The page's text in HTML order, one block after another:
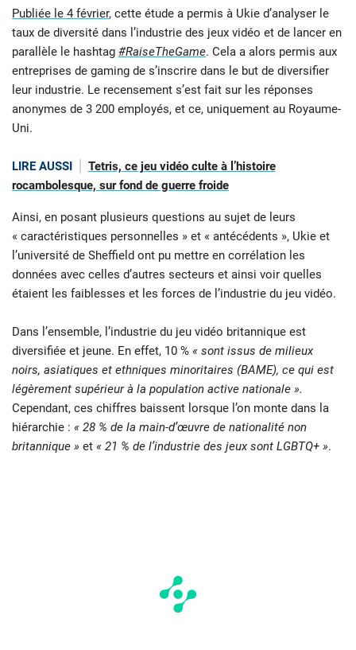
Publiée le 4 février, cette étude a permis à Ukie d’analyser le
taux de diversité dans l’industrie des jeux vidéo et de lancer en
parallèle le hashtag #RaiseTheGame. Cela a alors permis aux
entreprises de gaming de s’inscrire dans le but de diversifier
leur industrie. Le recensement s’est fait sur les réponses
anonymes de 3 200 employés, et ce, uniquement au Royaume-
Uni.
LIRE AUSSI
Tetris, ce jeu vidéo culte à l’histoire
rocambolesque, sur fond de guerre froide
Ainsi, en posant plusieurs questions au sujet de leurs
« caractéristiques personnelles » et « antécédents », Ukie et
l’université de Sheffield ont pu mettre en corrélation les
données avec celles d’autres secteurs et ainsi voir quelles
étaient les faiblesses et les forces de l’industrie du jeu vidéo.
Dans l’ensemble, l’industrie du jeu vidéo britannique est
diversifiée et jeune. En effet, 10 % « sont issus de milieux
noirs, asiatiques et ethniques minoritaires (BAME), ce qui est
légèrement supérieur à la population active nationale ».
Cependant, ces chiffres baissent lorsque l’on monte dans la
hiérarchie : « 28 % de la main-d’œuvre de nationalité non
britannique » et « 21 % de l’industrie des jeux sont LGBTQ+ ».